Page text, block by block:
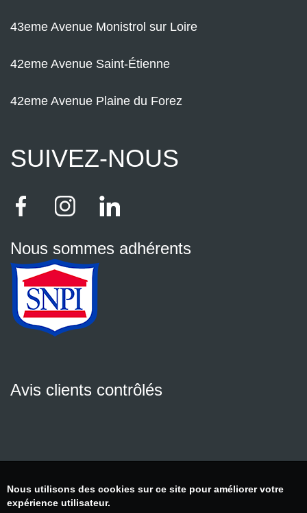
43eme Avenue Monistrol sur Loire
42eme Avenue Saint-Étienne
42eme Avenue Plaine du Forez
SUIVEZ-NOUS
Nous sommes adhérents
Avis clients contrôlés
Nous utilisons des cookies sur ce site pour améliorer votre
expérience utilisateur.